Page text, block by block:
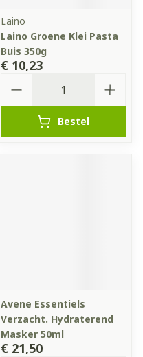
Laino
Laino Groene Klei Pasta
Buis 350g
€ 10,23
Bestel
Avene Essentiels
Verzacht. Hydraterend
Masker 50ml
€ 21,50